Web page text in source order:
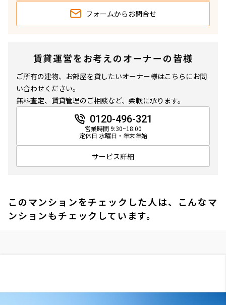
フォームから お問合せ
賃貸運営をお考えのオーナーの皆様
ご所有の建物、お部屋を貸したいオーナー様はこちらにお問
い合わせください。
無料査定、賃貸管理のご相談など、柔軟に承ります。
0120-496-321
営業時間 9:30~18:00
定休日 水曜日・年末年始
サービス詳細
このマンションをチェックした人は、こんなマ
ンションもチェックしています。